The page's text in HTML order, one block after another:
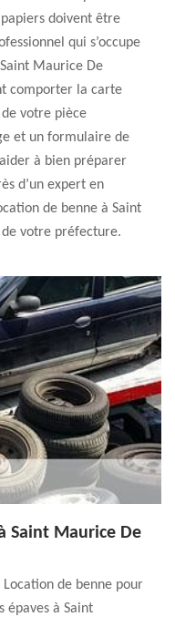
doivent être
qui s’occupe
Maurice De
comporter la carte
votre pièce
et un formulaire de
à bien préparer
d’un expert en
de benne à Saint
votre préfecture.
Saint Maurice De
de benne pour
épaves à Saint